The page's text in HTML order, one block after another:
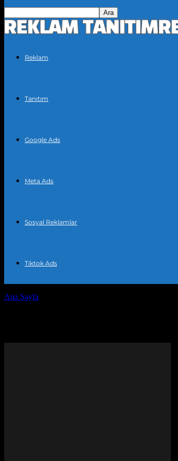
Reklam
Tanıtım
Google Ads
Meta Ads
Sosyal Reklamlar
Tiktok Ads
Ana Sayfa